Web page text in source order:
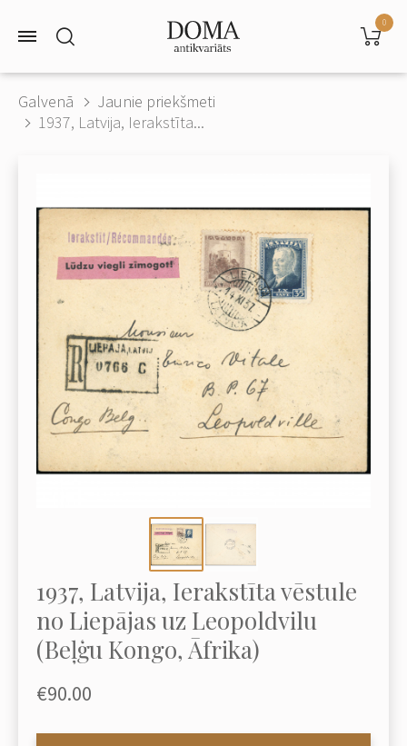
0
Galvenā
Jaunie priekšmeti
1937, Latvija, Ierakstīta...
1937, Latvija, Ierakstīta vēstule
no Liepājas uz Leopoldvilu
(Beļģu Kongo, Āfrika)
€90.00